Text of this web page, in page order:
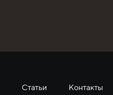
Статьи Контакты